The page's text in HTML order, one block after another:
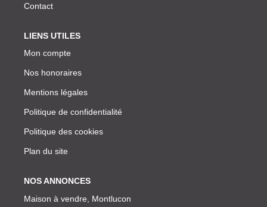
Contact
LIENS UTILES
Mon compte
Nos honoraires
Mentions légales
Politique de confidentialité
Politique des cookies
Plan du site
NOS ANNONCES
Maison à vendre, Montlucon